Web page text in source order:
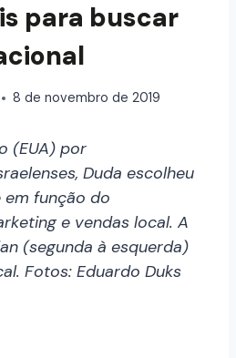
para buscar
8 de novembro de 2019
(EUA) por
Duda escolheu
função do
e vendas local. A
(segunda à esquerda)
Fotos: Eduardo Duks